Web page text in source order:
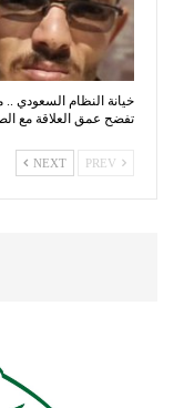
خيانة النظام السعودي ..
تفضح عمق العلاقة مع
NEXT